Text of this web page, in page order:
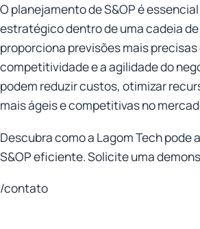
O planejamento de S&OP é
estratégico dentro de uma cadeia
proporciona previsões mais
competitividade e a agilidade do
podem reduzir custos, otimizar
mais ágeis e competitivas no
Descubra como a Lagom Tech
S&OP eficiente. Solicite uma
/contato